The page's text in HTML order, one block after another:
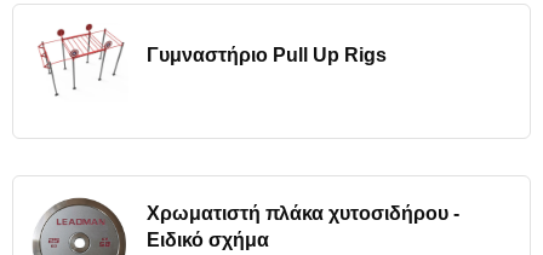
Γυμναστήριο Pull Up Rigs
Χρωματιστή πλάκα χυτοσιδήρου -
Ειδικό σχήμα